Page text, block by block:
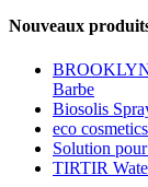
Nouveaux
Barbe
Biosolis
eco
Solution
TIRTIR